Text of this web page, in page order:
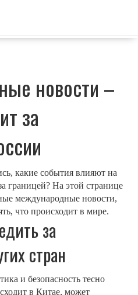
новости –
за
какие события влияют на
границей? На этой странице
международные новости,
что происходит в мире.
за
стран
и безопасность тесно
в Китае, может